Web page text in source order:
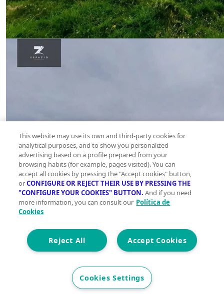
This website may use its own and third-party cookies for
analytical purposes, and to show you personalized
advertising based on a profile prepared from your
browsing habits (for example, pages visited). You can
accept all cookies by pressing the "Accept cookies" button,
orCONFIGURE OR REJECT THEIR USE BY PRESSING THE
"CONFIGURE YOUR COOKIES" BUTTON. And if you need
more information, you can consult our Política de
Cookies
Accept Cookies
Reject All
Cookies Settings